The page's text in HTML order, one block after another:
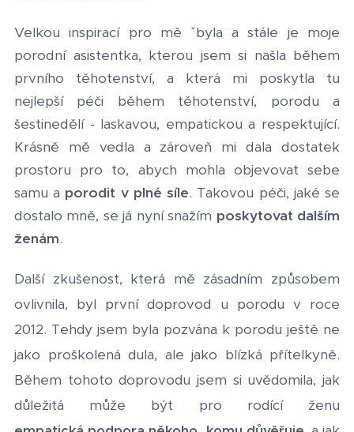
Velkou inspirací pro mě ˇbyla a stále je moje
porodní asistentka, kterou jsem si našla během
prvního těhotenství, a která mi poskytla tu
nejlepší péči během těhotenství, porodu a
šestinedělí - laskavou, empatickou a respektující.
Krásně mě vedla a zároveň mi dala dostatek
prostoru pro to, abych mohla objevovat sebe
samu a porodit v plné síle. Takovou péči, jaké se
dostalo mně, se já nyní snažím poskytovat dalším
ženám.
Další zkušenost, která mě zásadním způsobem
ovlivnila, byl první doprovod u porodu v roce
2012. Tehdy jsem byla pozvána k porodu ještě ne
jako proškolená dula, ale jako blízká přítelkyně.
Během tohoto doprovodu jsem si uvědomila, jak
důležitá může být pro rodící ženu